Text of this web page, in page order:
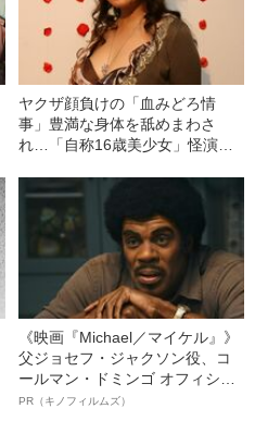
ヤクザ顔負けの「血みどろ情
事」豊満な身体を舐めまわさ
れ…「自称16歳美少女」怪演
ぎる“熟れ方”
《映画『Michael／マイケル』》
父ジョセフ・ジャクソン役、コ
ールマン・ドミンゴ オフィシャ
ルインタビュー“観客を魅了した
PR（キノフィルムズ）